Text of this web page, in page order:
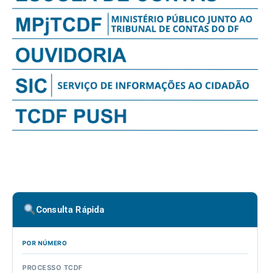
Consulta Rápida
POR NÚMERO
PROCESSO TCDF